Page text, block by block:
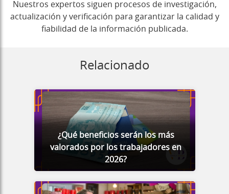
Nuestros expertos siguen procesos de investigación,
actualización y verificación para garantizar la calidad y
fiabilidad de la información publicada.
Relacionado
¿Qué beneficios serán los más
valorados por los trabajadores en
2026?